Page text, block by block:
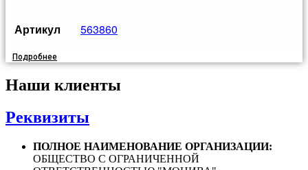
Артикул 563860
Подробнее
Наши клиенты
Реквизиты
ПОЛНОЕ НАИМЕНОВАНИЕ ОРГАНИЗАЦИИ:
ОБЩЕСТВО С ОГРАНИЧЕННОЙ